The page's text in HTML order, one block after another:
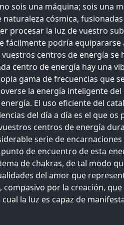
sois una máquina; sois una
naturaleza cósmica,
procesar la luz de vuestro
fácilmente podría equipararse
vuestros centros de energía se
centro de energía hay una
gama de frecuencias que
la energía inteligente
El uso eficiente del
del día a día es el que os
centros de energía
serie de
de encuentro de esta
de chakras, de tal modo
del amor que
por la creación, que
la luz es capaz de